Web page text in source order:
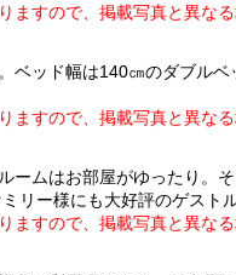
すので、掲載写真と異なる
ベッド幅は140㎝のダブル
すので、掲載写真と異なる
ームはお部屋がゆったり。
リー様にも大好評のゲスト
すので、掲載写真と異なる